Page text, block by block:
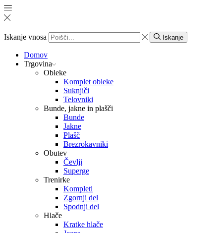
Iskanje vnosa Iskanje
Domov
Trgovina
Obleke
Komplet obleke
Suknjiči
Telovniki
Bunde, jakne in plašči
Bunde
Jakne
Plašč
Brezrokavniki
Obutev
Čevlji
Superge
Trenirke
Kompleti
Zgornji del
Spodnji del
Hlače
Kratke hlače